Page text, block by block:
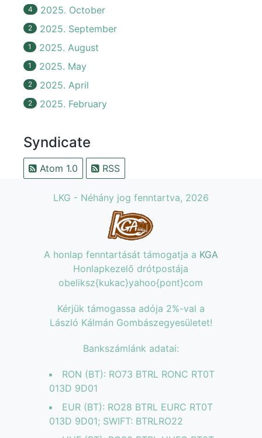
4 2025. October
2 2025. September
1 2025. August
1 2025. May
2 2025. April
2 2025. February
Syndicate
Atom 1.0 RSS
LKG - Néhány jog fenntartva, 2026
A honlap fenntartását támogatja a KGA
Honlapkezelő drótpostája
obeliksz{kukac}yahoo{pont}com
Kérjük támogassa adója 2%-val a
László Kálmán Gombászegyesületet!
Bankszámlánk adatai:
RON (BT): RO73 BTRL RONC RT0T
013D 9D01
EUR (BT): RO28 BTRL EURC RT0T
013D 9D01; SWIFT: BTRLRO22